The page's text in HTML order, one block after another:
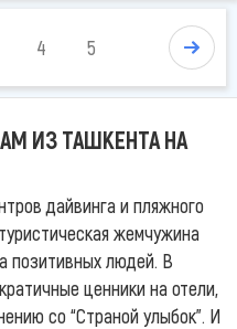
4 5
ИЗ ТАШКЕНТА НА
дайвинга и пляжного
жемчужина
позитивных людей. В
ценники на отели,
со “Страной улыбок”. И